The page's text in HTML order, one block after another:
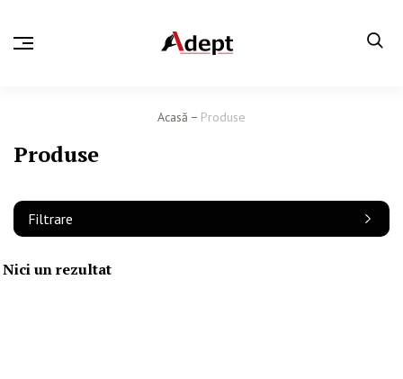
Acasă Produse
Produse
Filtrare
Nici un rezultat